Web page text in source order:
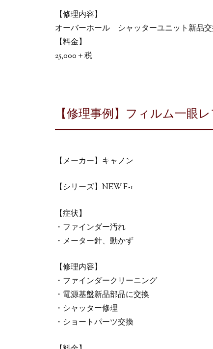
【修理内容】
オーバーホール シャッターユニット新品
【料金】
25,000＋税
【修理事例】フィルム一眼
【メーカー】キャノン
【シリーズ】NEW F-1
【症状】
・ファインダー汚れ
・メーター針、動かず
【修理内容】
・ファインダークリーニング
・電源基盤新品部品に交換
・シャッター修理
・ショートパーツ交換